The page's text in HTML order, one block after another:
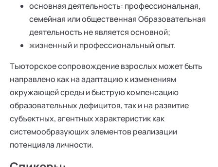
основная деятельность: профессиональная,
семейная или общественная Образовательная
деятельность не является основной;
жизненный и профессиональный опыт.
Тьюторское сопровождение взрослых может быть
направлено как на адаптацию к изменениям
окружающей среды и быструю компенсацию
образовательных дефицитов, так и на развитие
субъектных, агентных характеристик как
системообразующих элементов реализации
потенциала личности.